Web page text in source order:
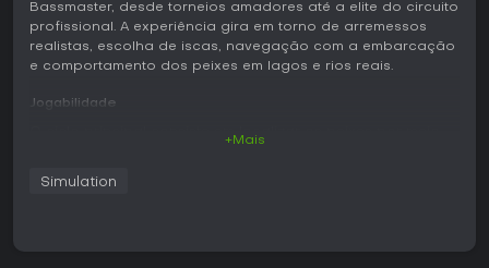
Bassmaster, desde torneios amadores até a elite do circuito
profissional. A experiência gira em torno de arremessos
realistas, escolha de iscas, navegação com a embarcação
e comportamento dos peixes em lagos e rios reais.
Jogabilidade
permite marcar pontos produtivos e contornar obstáculos.
+Mais
Simulation